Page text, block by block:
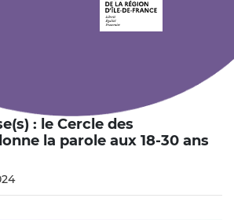
: le Cercle des
la parole aux 18-30 ans